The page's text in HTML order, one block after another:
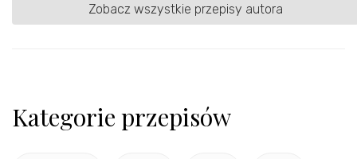
Zobacz wszystkie przepisy autora
Kategorie przepisów